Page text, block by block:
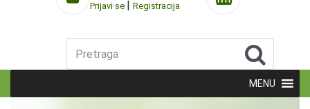
Prijavi se | Registracija
Pretraga
MENU